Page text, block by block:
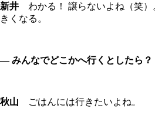
新井 わかる！ 譲らないよね（笑）
きくなる。
― みんなでどこかへ行くとしたら？
秋山 ごはんには行きたいよね。